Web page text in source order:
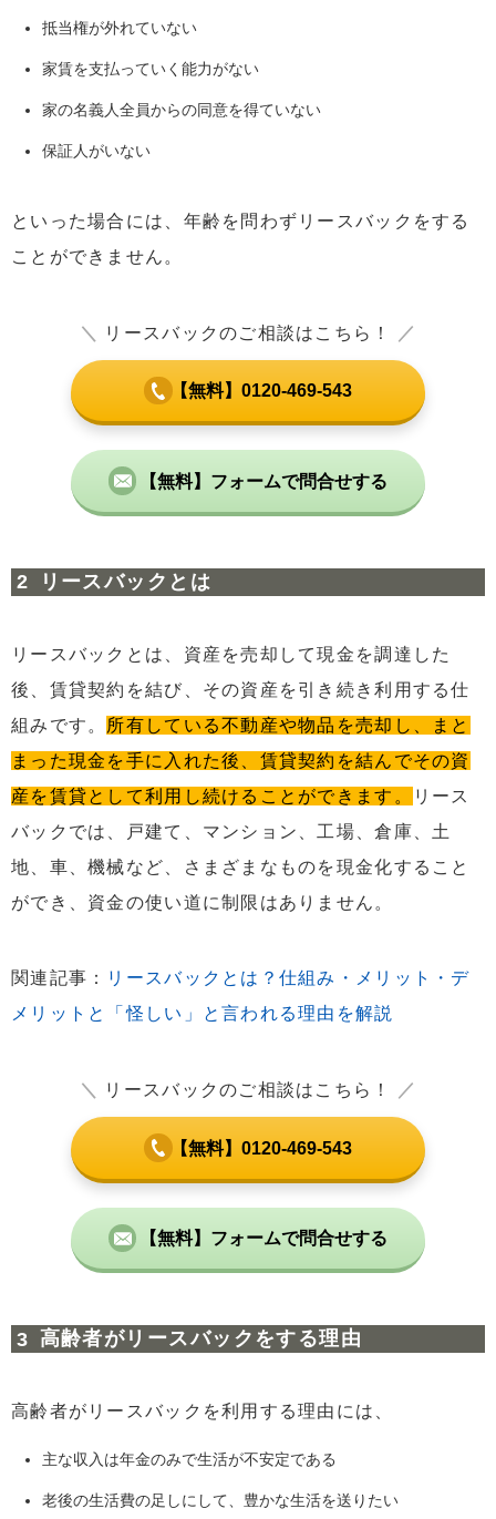
11.1
家族信託
11.2 エンディングノートを書く
12 まとめ
抵当権が外れていない
家賃を支払っていく能力がない
家の名義人全員からの同意を得ていない
保証人がいない
といった場合には、年齢を問わずリースバックをする
ことができません。
＼ リースバックのご相談はこちら！ ／
【無料】0120-469-543
【無料】フォームで問合せする
リースバックとは
リースバックとは、資産を売却して現金を調達した
後、賃貸契約を結び、その資産を引き続き利用する仕
組みです。 所有している不動産や物品を売却し、まと
まった現金を手に入れた後、賃貸契約を結んでその資
産を賃貸として利用し続けることができます。
リース
バックでは、戸建て、マンション、工場、倉庫、土
地、車、機械など、さまざまなものを現金化すること
ができ、資金の使い道に制限はありません。
関連記事：
リースバックとは？仕組み・メリット・デ
メリットと「怪しい」と言われる理由を解説
＼ リースバックのご相談はこちら！ ／
【無料】0120-469-543
【無料】フォームで問合せする
高齢者がリースバックをする理由
高齢者がリースバックを利用する理由には、
主な収入は年金のみで生活が不安定である
老後の生活費の足しにして、豊かな生活を送りたい